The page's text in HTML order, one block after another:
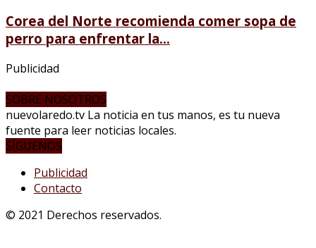
Corea del Norte recomienda comer sopa de
perro para enfrentar la...
Publicidad
SOBRE NOSOTROS
nuevolaredo.tv La noticia en tus manos, es tu nueva
fuente para leer noticias locales.
SÍGUENOS
Publicidad
Contacto
© 2021 Derechos reservados.